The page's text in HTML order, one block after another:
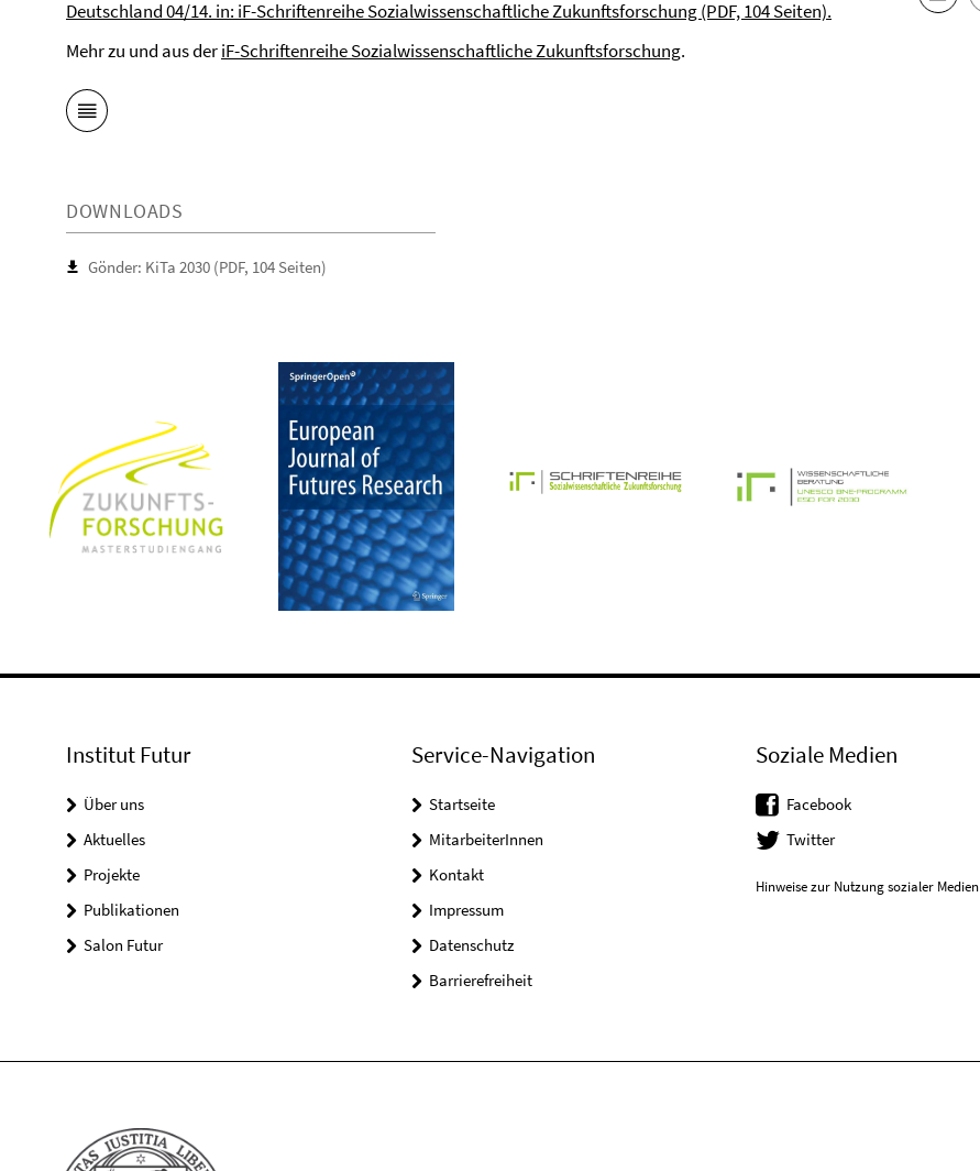
Deutschland 04/14. in: iF-Schriftenreihe Sozialwissenschaftliche Zukunftsforschung (PDF, 104 Seiten).
Mehr zu und aus deriF-Schriftenreihe Sozialwissenschaftliche Zukunftsforschung.
DOWNLOADS
Gönder: KiTa 2030 (PDF, 104 Seiten)
Institut Futur
Über uns
Aktuelles
Projekte
Publikationen
Salon Futur
Service-Navigation
Startseite
MitarbeiterInnen
Kontakt
Impressum
Datenschutz
Barrierefreiheit
Soziale Medien
Facebook
Twitter
Hinweise zur Nutzung sozialer Medien